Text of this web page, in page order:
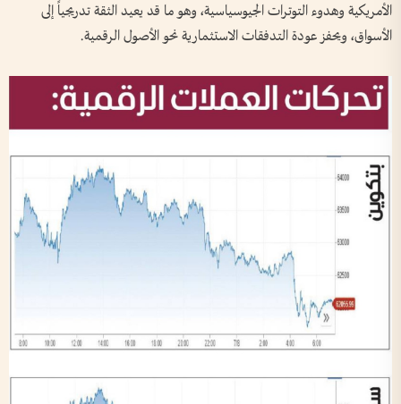
الأمريكية وهدوء التوترات الجيوسياسية، وهو ما قد يعيد الثقة تدريجياً إلى
الأسواق، ويحفز عودة التدفقات الاستثمارية نحو الأصول الرقمية.